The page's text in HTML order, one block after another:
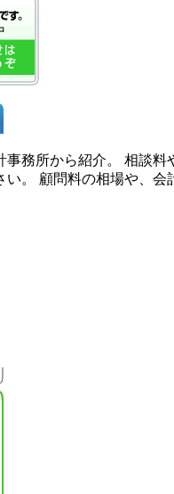
事務所から紹介。 相談
。 顧問料の相場や、